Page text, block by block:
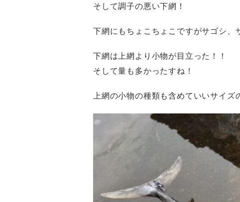
そして調子の悪い下網！
下網にもちょこちょこですがサゴシ、
下網は上網より小物が目立った！！
そして量も多かったすね！
上網の小物の種類も含めていいサイズ